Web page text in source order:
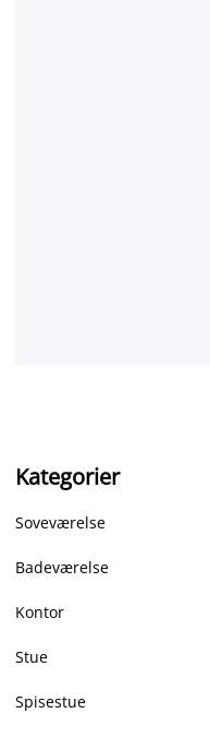
Kategorier
Soveværelse
Badeværelse
Kontor
Stue
Spisestue